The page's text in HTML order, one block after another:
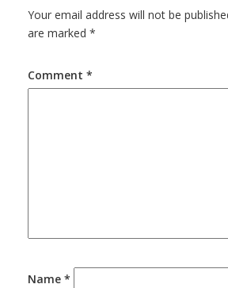
Your email address will not be
are marked *
Comment *
Name *